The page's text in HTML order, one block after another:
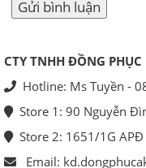
CTY TNHH ĐỒNG
Hotline: Ms Tuyền -
Store 1: 90 Nguyễn
Store 2: 1651/1G APĐ
Email: